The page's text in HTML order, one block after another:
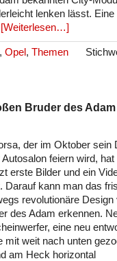
lenken lässt. Eine
[Weiterlesen…]
, Opel, Themen
Bruder des Adam
der im Oktober sein
feiern wird, hat
erste Bilder und ein
Darauf kann man das
revolutionäre Design
des Adam erkennen.
eine neu
mit weit nach unten
am Heck horizontal